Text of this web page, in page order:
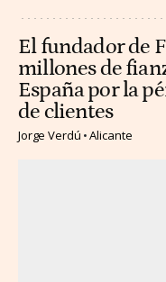
El fundador de
millones de
España por la
de clientes
Jorge Verdú Alicante